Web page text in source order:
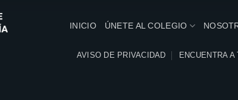
INICIO ÚNETE AL COLEGIO
AVISO DE PRIVACIDAD ENCUENTRA